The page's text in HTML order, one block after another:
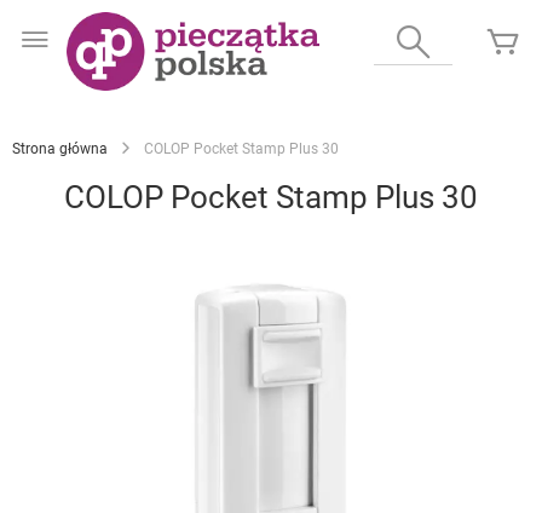
do
Wyszukaj
Strona główna COLOP Pocket Stamp Plus 30
COLOP Pocket Stamp Plus 30